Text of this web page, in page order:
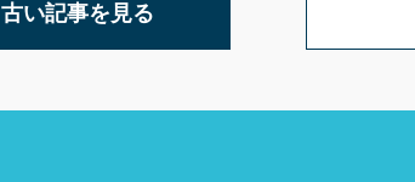
古い記事を見る